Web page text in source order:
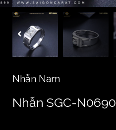
Nhẫn Nam
Nhẫn SGC-N0690